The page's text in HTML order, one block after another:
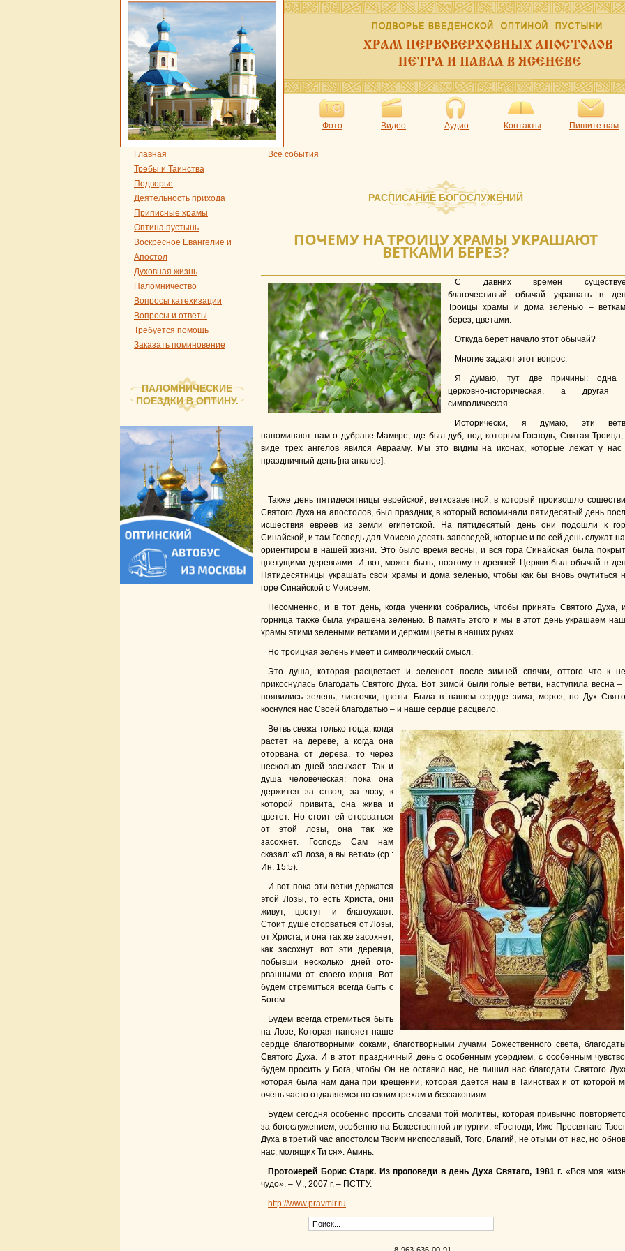
Фото Видео Аудио Контакты Пишите нам
Главная
Требы и Таинства
Подворье
Деятельность прихода
Приписные храмы
Оптина пустынь
Воскресное Евангелие и
Апостол
Духовная жизнь
Паломничество
Вопросы катехизации
Вопросы и ответы
Требуется помощь
Заказать поминовение
ПАЛОМНИЧЕСКИЕ
ПОЕЗДКИ В ОПТИНУ.
Все события
РАСПИСАНИЕ БОГОСЛУЖЕНИЙ
ПОЧЕМУ НА ТРОИЦУ ХРАМЫ УКРАШАЮТ
ВЕТКАМИ БЕРЕЗ?
С давних времен
благочестивый обычай украшать в
Троицы храмы и дома зеленью –
берез, цветами.
Откуда берет начало этот обычай?
Многие задают этот вопрос.
Я думаю, тут две причины: одна
церковно-историческая, а другая
символическая.
Исторически, я думаю, эти
напоминают нам о дубраве Мамвре, где был дуб, под которым Господь, Святая Троица,
виде трех ангелов явился Аврааму. Мы это видим на иконах, которые лежат у нас
праздничный день [на аналое].
Также день пятидесятницы еврейской, ветхо­заветной, в который произошло
Святого Духа на апостолов, был праздник, в который вспоминали пятидесятый день
исшествия евреев из земли египетской. На пяти­десятый день они подошли к
Синайской, и там Господь дал Моисею десять заповедей, которые и по сей день служат
ориентиром в нашей жизни. Это было время весны, и вся гора Синайская была
цветущими деревьями. И вот, может быть, поэтому в древней Церкви был обычай в
Пятидесятницы украшать свои храмы и дома зеленью, чтобы как бы вновь очутиться
горе Синайской с Моисеем.
Несо­мненно, и в тот день, когда ученики собрались, чтобы принять Святого Духа,
горница также была украшена зеленью. В память этого и мы в этот день украшаем
храмы этими зелеными ветками и держим цветы в наших руках.
Но троицкая зелень имеет и символический смысл.
Это душа, которая расцветает и зеленеет после зимней спячки, оттого что к
прикоснулась благодать Святого Духа. Вот зимой были голые ветви, наступила весна –
появились зелень, листочки, цветы. Была в нашем сердце зима, мороз, но Дух
коснулся нас Своей благодатью – и наше сердце расцвело.
Ветвь свежа только тогда, когда
растет на дереве, а когда она
оторвана от дерева, то через
несколько дней засыхает. Так и
душа че­ловеческая: пока она
держится за ствол, за лозу, к
которой привита, она жива и
цветет. Но стоит ей оторваться
от этой лозы, она так же
засохнет. Господь Сам нам
сказал: «Я лоза, а вы ветки» (ср.:
Ин. 15:5).
И вот пока эти ветки держатся
этой Лозы, то есть Христа, они
живут, цветут и благоухают.
Стоит душе оторваться от Лозы,
от Христа, и она так же засохнет,
как засохнут вот эти деревца,
побывши несколько дней ото­
рванными от своего корня. Вот
будем стремиться всегда быть с
Богом.
Будем всегда стремиться быть
на Лозе, Которая напояет наше
сердце благотворными соками, благотворными лучами Божественного света,
Святого Духа. И в этот праздничный день с особенным усердием, с особенным
будем просить у Бога, чтобы Он не оставил нас, не лишил нас благодати Святого
которая была нам дана при крещении, которая дается нам в Таинствах и от которой
очень часто отдаляемся по своим грехам и беззакониям.
Бу­дем сегодня особенно просить словами той молитвы, которая привычно
за богослужением, особенно на Боже­ственной литургии: «Господи, Иже Пресвятаго
Духа в третий час апостолом Твоим ниспославый, Того, Благий, не отыми от нас, но
нас, молящих Ти ся». Аминь.
Протоиерей Борис Старк. Из проповеди в день Духа Святаго, 1981 г. «Вся моя
чудо». – М., 2007 г. – ПСТГУ.
http://www.pravmir.ru